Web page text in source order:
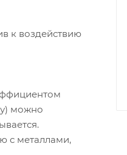
к воздействию
можно
с металлами,